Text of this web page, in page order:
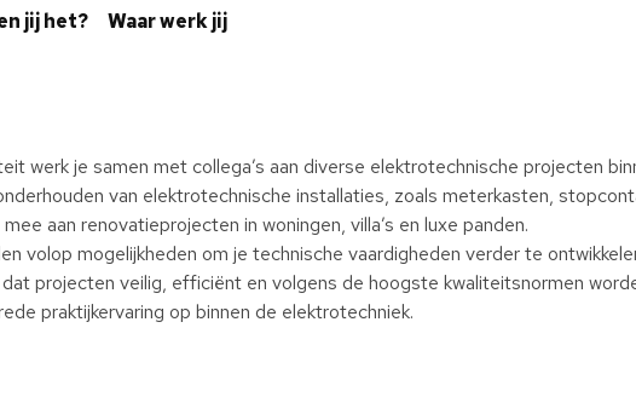
jij het? Waar werk jij
werk je samen met collega’s aan diverse elektrotechnische projecten
van elektrotechnische installaties, zoals meterkasten,
aan renovatieprojecten in woningen, villa’s en luxe panden.
volop mogelijkheden om je technische vaardigheden verder te
projecten veilig, efficiënt en volgens de hoogste kwaliteitsnormen
praktijkervaring op binnen de elektrotechniek.